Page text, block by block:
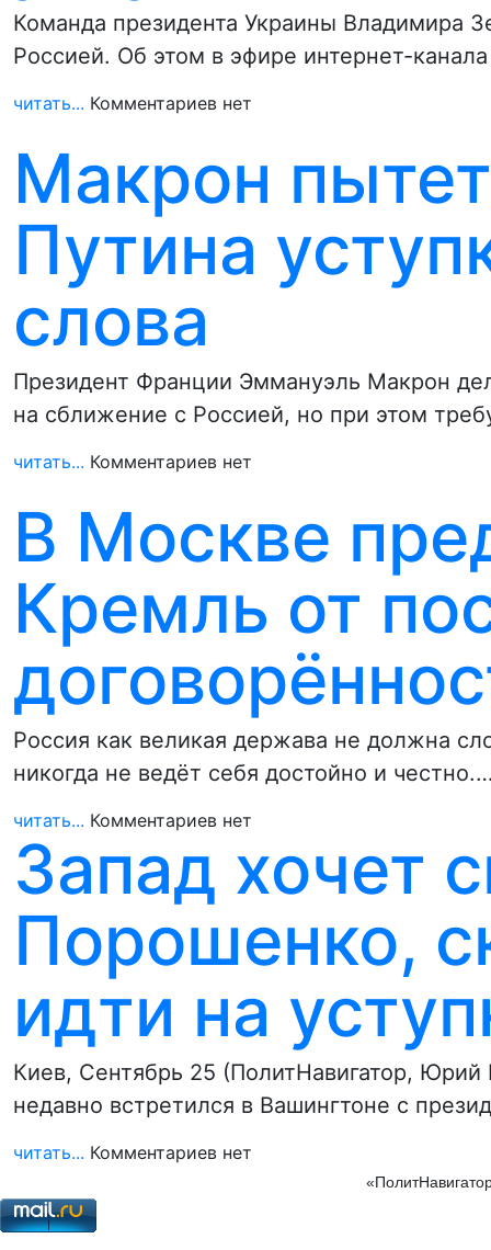
Команда президента Украины Владимира
Россией. Об этом в эфире интернет-
читать... Комментариев нет
Макрон
Путина
слова
Президент Франции Эммануэль Макрон
на сближение с Россией, но при этом
читать... Комментариев нет
В Москве
Кремль от
Россия как великая держава не должна
никогда не ведёт себя достойно и
читать... Комментариев нет
Запад хочет
Порошенко,
идти на
Киев, Сентябрь 25 (ПолитНавигатор,
недавно встретился в Вашингтоне с
читать... Комментариев нет